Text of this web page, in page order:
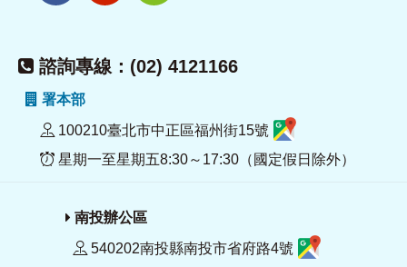
諮詢專線：(02) 4121166
署本部
100210臺北市中正區福州街15號
星期一至星期五8:30～17:30（國定假日除外）
南投辦公區
540202南投縣南投市省府路4號